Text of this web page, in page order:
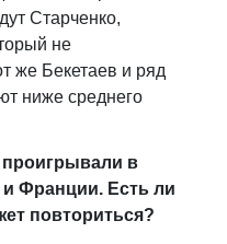
Старченко,
не
же Бекетаев и ряд
ниже среднего
проигрывали в
Франции. Есть ли
повториться?